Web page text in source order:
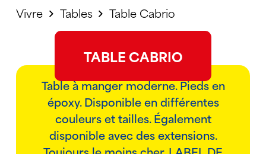
Vivre Tables Table Cabrio
TABLE CABRIO
Table à manger moderne. Pieds en
époxy. Disponible en différentes
couleurs et tailles. Également
disponible avec des extensions.